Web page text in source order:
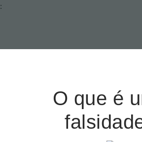
:
O que é